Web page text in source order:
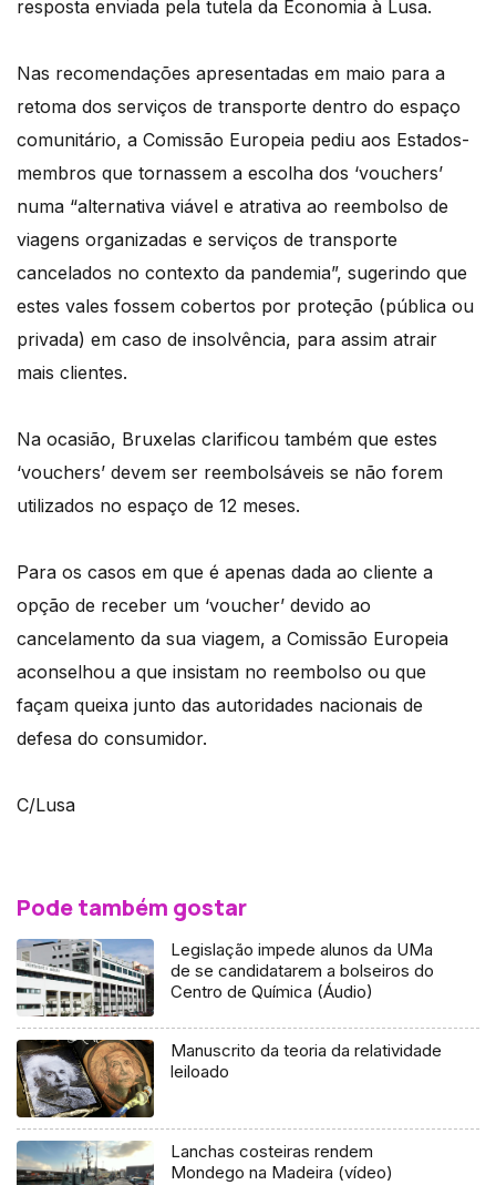
resposta enviada pela tutela da Economia à Lusa.
Nas recomendações apresentadas em maio para a
retoma dos serviços de transporte dentro do espaço
comunitário, a Comissão Europeia pediu aos Estados-
membros que tornassem a escolha dos ‘vouchers’
numa “alternativa viável e atrativa ao reembolso de
viagens organizadas e serviços de transporte
cancelados no contexto da pandemia”, sugerindo que
estes vales fossem cobertos por proteção (pública ou
privada) em caso de insolvência, para assim atrair
mais clientes.
Na ocasião, Bruxelas clarificou também que estes
‘vouchers’ devem ser reembolsáveis se não forem
utilizados no espaço de 12 meses.
Para os casos em que é apenas dada ao cliente a
opção de receber um ‘voucher’ devido ao
cancelamento da sua viagem, a Comissão Europeia
aconselhou a que insistam no reembolso ou que
façam queixa junto das autoridades nacionais de
defesa do consumidor.
C/Lusa
Pode também gostar
Legislação impede alunos da UMa
de se candidatarem a bolseiros do
Centro de Química (Áudio)
Manuscrito da teoria da relatividade
leiloado
Lanchas costeiras rendem
Mondego na Madeira (vídeo)